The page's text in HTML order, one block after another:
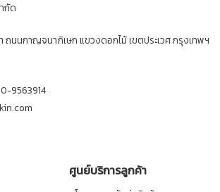
กัด
ถนนกาญจนาภิเษก แขวงดอกไม้ เขตประเวศ กรุงเทพฯ
9563914
ศูนย์บริการลูกค้า